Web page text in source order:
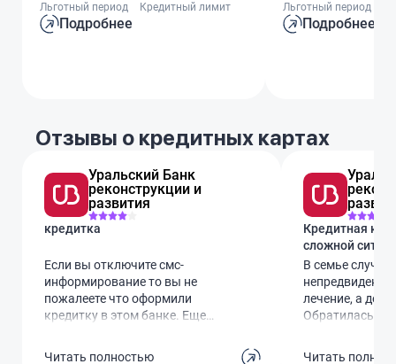
Льготный период Кредитный лимит
Подробнее
Льготный период
Подробнее
Отзывы о кредитных картах
Уральский Банк
реконструкции и
развития
кредитка
Если вы отключите смс-
информирование то вы не
пожалеете что оформили
кредитку в этом банке. Еще
Читать полностью
Кредитная
сложной
В семье
лечение, а
Обратилась в
Читать